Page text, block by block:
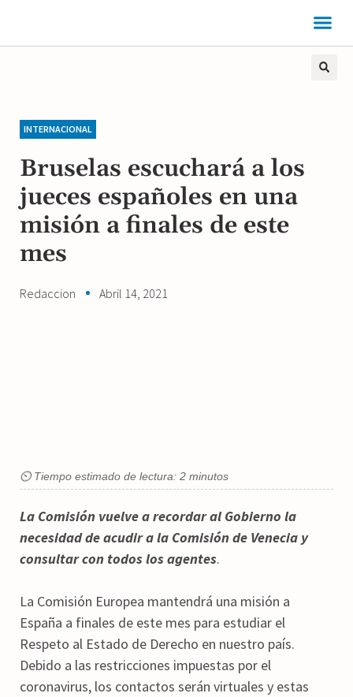
INTERNACIONAL
Bruselas escuchará a los
jueces españoles en una
misión a finales de este
mes
Redaccion Abril 14, 2021
⏲ Tiempo estimado de lectura: 2 minutos
La Comisión vuelve a recordar al Gobierno la
necesidad de acudir a la Comisión de Venecia y
consultar con todos los agentes.
La Comisión Europea mantendrá una misión a
España a finales de este mes para estudiar el
Respeto al Estado de Derecho en nuestro país.
Debido a las restricciones impuestas por el
coronavirus, los contactos serán virtuales y estas